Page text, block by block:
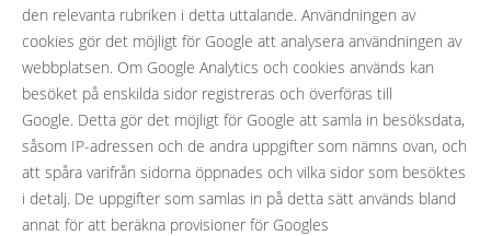
den relevanta rubriken i detta uttalande. Användningen av
cookies gör det möjligt för Google att analysera användningen av
webbplatsen. Om Google Analytics och cookies används kan
besöket på enskilda sidor registreras och överföras till
Google. Detta gör det möjligt för Google att samla in besöksdata,
såsom IP-adressen och de andra uppgifter som nämns ovan, och
att spåra varifrån sidorna öppnades och vilka sidor som besöktes
i detalj. De uppgifter som samlas in på detta sätt används bland
annat för att beräkna provisioner för Googles